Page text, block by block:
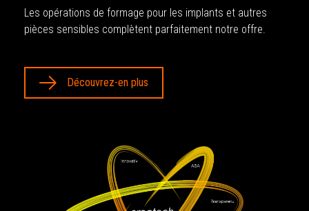
Les opérations de formage pour les implants et autres
pièces sensibles complètent parfaitement notre offre.
Découvrez-en plus